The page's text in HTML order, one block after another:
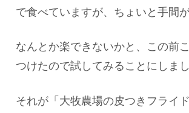
で食べていますが、ちょいと手間
なんとか楽できないかと、この前
つけたので試してみることにしまし
それが「大牧農場の皮つきフライ